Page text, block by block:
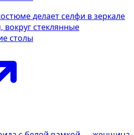
делает селфи в зеркале
стеклянные
столы